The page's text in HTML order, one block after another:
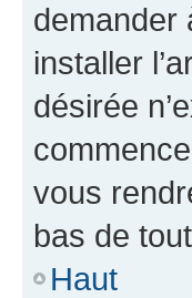
demander
installer
désirée
vous
bas de
Haut